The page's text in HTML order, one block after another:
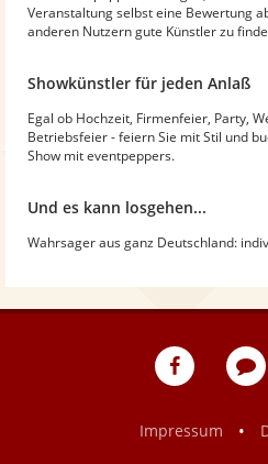
Veranstaltung selbst eine Bewertung
anderen Nutzern gute Künstler zu
Showkünstler für jeden Anlaß
Egal ob Hochzeit, Firmenfeier, Party,
Betriebsfeier - feiern Sie mit Stil und
Show mit eventpeppers.
Und es kann losgehen...
Wahrsager aus ganz Deutschland:
Impressum
•